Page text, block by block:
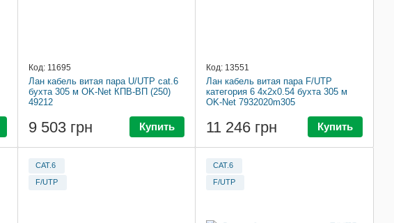
Код: 11695
Лан кабель витая пара U/UTP cat.6
бухта 305 м OK-Net КПВ-ВП (250)
49212
9 503 грн Купить
Код: 13551
Лан кабель витая пара F/UTP
категория 6 4x2x0.54 бухта 305 м
OK-Net 7932020m305
11 246 грн Купить
CAT.6
F/UTP
CAT.6
F/UTP